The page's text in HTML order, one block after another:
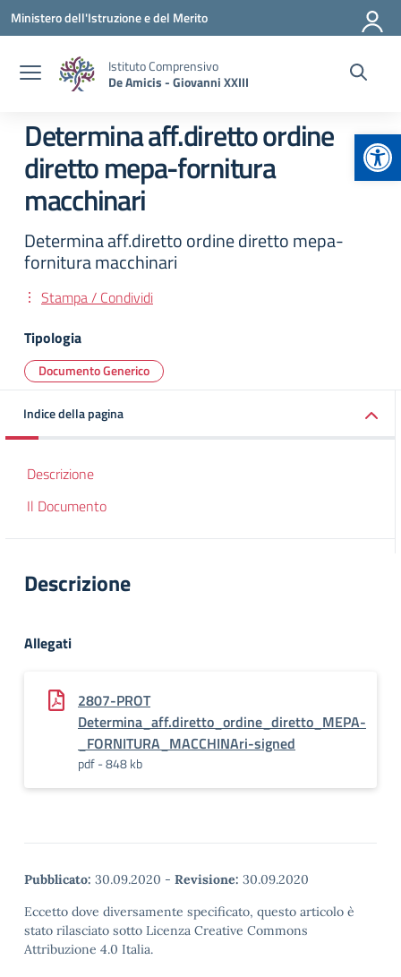
Vai ai contenuti
Vai al menu di navigazione
Vai al footer
Ministero dell'Istruzione e del Merito
Istituto Comprensivo
De Amicis - Giovanni XXIII
Determina aff.diretto ordine
diretto mepa-fornitura
macchinari
Determina aff.diretto ordine diretto mepa-
fornitura macchinari
Stampa / Condividi
Tipologia
Documento Generico
Indice della pagina
Descrizione
Il Documento
Descrizione
Allegati
2807-PROT
Determina_aff.diretto_ordine_diretto_MEPA-
_FORNITURA_MACCHINAri-signed
pdf - 848 kb
Pubblicato: 30.09.2020 - Revisione: 30.09.2020
Eccetto dove diversamente specificato, questo articolo è
stato rilasciato sotto Licenza Creative Commons
Attribuzione 4.0 Italia.